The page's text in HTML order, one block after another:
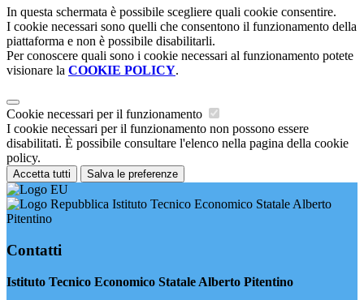
In questa schermata è possibile scegliere quali cookie consentire.
I cookie necessari sono quelli che consentono il funzionamento della
piattaforma e non è possibile disabilitarli.
Per conoscere quali sono i cookie necessari al funzionamento potete
visionare la COOKIE POLICY.
Cookie necessari per il funzionamento
I cookie necessari per il funzionamento non possono essere
disabilitati. È possibile consultare l'elenco nella pagina della cookie
policy.
Accetta tutti Salva le preferenze
Istituto Tecnico Economico Statale Alberto
Pitentino
Contatti
Istituto Tecnico Economico Statale Alberto Pitentino